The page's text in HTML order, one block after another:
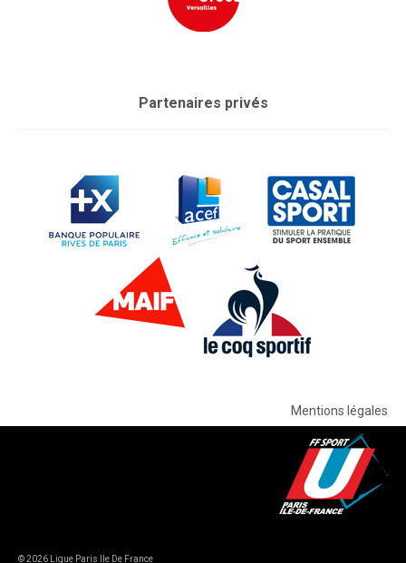
Partenaires privés
Mentions légales
© 2026 Ligue Paris Ile De France